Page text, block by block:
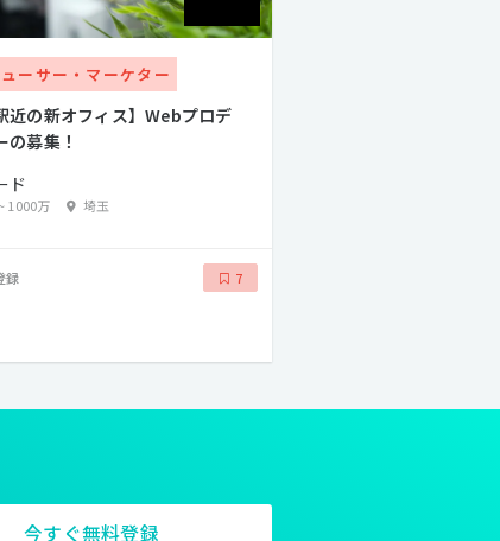
ーサー・マーケター
近の新オフィス】Webプロデ
の募集！
ド
~1000万 埼玉
録 7
今すぐ無料登録